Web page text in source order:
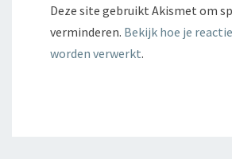
Deze site gebruikt Akismet om
verminderen. Bekijk hoe je
worden verwerkt.